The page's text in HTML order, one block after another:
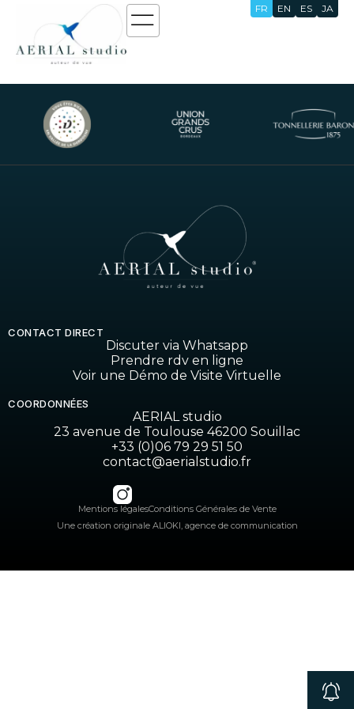
FR EN ES JA
Musique de Fond
COORDONNÉES
AERIAL studio
23 avenue de Toulouse 46200 Souillac
+33 (0)06 79 29 51 50
contact@aerialstudio.fr
CONTACT DIRECT
Discuter via Whatsapp
Prendre rdv en ligne
Voir une Démo de Visite Virtuelle
Mentions légalesConditions Générales de Vente
Une création originale ALIOKI, agence de communication